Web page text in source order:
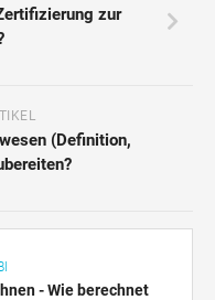
zur
(Definition,
- Wie berechnet